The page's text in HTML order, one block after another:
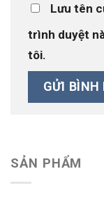
Lưu tên
trình duyệt
tôi.
SẢN PHẨM